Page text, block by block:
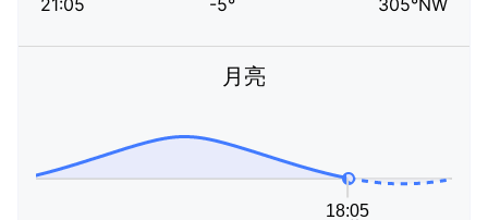
21:05 -5° 305°NW
月亮